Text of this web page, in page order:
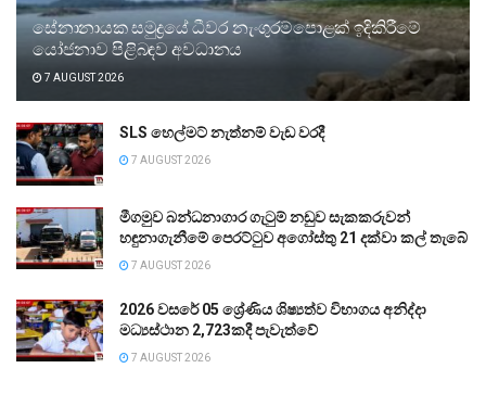
සේනානායක සමුද්‍රයේ ධීවර නැංගුරම්පොළක් ඉදිකිරීමේ
යෝජනාව පිළිබඳව අවධානය
7 AUGUST 2026
SLS හෙල්මට් නැත්නම් වැඩ වරදී
7 AUGUST 2026
මීගමුව බන්ධනාගාර ගැටුම් නඩුව සැකකරුවන්
හඳුනාගැනීමේ පෙරට්ටුව අගෝස්තු 21 දක්වා කල් තැබේ
7 AUGUST 2026
2026 වසරේ 05 ශ්‍රේණිය ශිෂ්‍යත්ව විභාගය අනිද්දා
මධ්‍යස්ථාන 2,723කදී පැවැත්වේ
7 AUGUST 2026